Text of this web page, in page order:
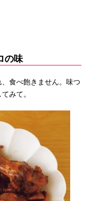
の味
食べ飽きません。味つ
みて。